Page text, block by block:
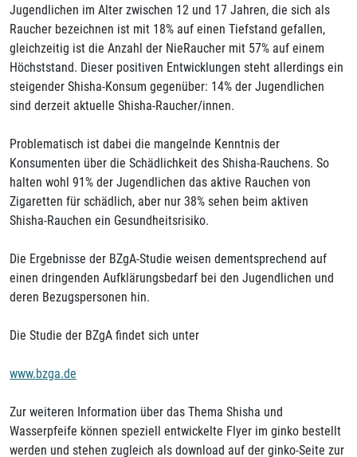
Jugendlichen im Alter zwischen 12 und 17 Jahren, die sich als
Raucher bezeichnen ist mit 18% auf einen Tiefstand gefallen,
gleichzeitig ist die Anzahl der NieRaucher mit 57% auf einem
Höchststand. Dieser positiven Entwicklungen steht allerdings ein
steigender Shisha-Konsum gegenüber: 14% der Jugendlichen
sind derzeit aktuelle Shisha-Raucher/innen.
Problematisch ist dabei die mangelnde Kenntnis der
Konsumenten über die Schädlichkeit des Shisha-Rauchens. So
halten wohl 91% der Jugendlichen das aktive Rauchen von
Zigaretten für schädlich, aber nur 38% sehen beim aktiven
Shisha-Rauchen ein Gesundheitsrisiko.
Die Ergebnisse der BZgA-Studie weisen dementsprechend auf
einen dringenden Aufklärungsbedarf bei den Jugendlichen und
deren Bezugspersonen hin.
Die Studie der BZgA findet sich unter
www.bzga.de
Zur weiteren Information über das Thema Shisha und
Wasserpfeife können speziell entwickelte Flyer im ginko bestellt
werden und stehen zugleich als download auf der ginko-Seite zur